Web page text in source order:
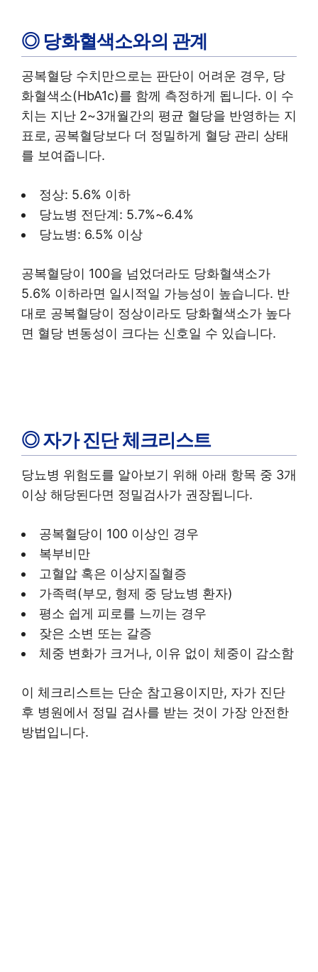
◎ 당화혈색소와의 관계
공복혈당 수치만으로는 판단이 어려운 경우, 당
화혈색소(HbA1c)를 함께 측정하게 됩니다. 이 수
치는 지난 2~3개월간의 평균 혈당을 반영하는 지
표로, 공복혈당보다 더 정밀하게 혈당 관리 상태
를 보여줍니다.
정상: 5.6% 이하
당뇨병 전단계: 5.7%~6.4%
당뇨병: 6.5% 이상
공복혈당이 100을 넘었더라도 당화혈색소가
5.6% 이하라면 일시적일 가능성이 높습니다. 반
대로 공복혈당이 정상이라도 당화혈색소가 높다
면 혈당 변동성이 크다는 신호일 수 있습니다.
◎ 자가 진단 체크리스트
당뇨병 위험도를 알아보기 위해 아래 항목 중 3개
이상 해당된다면 정밀검사가 권장됩니다.
공복혈당이 100 이상인 경우
복부비만
고혈압 혹은 이상지질혈증
가족력(부모, 형제 중 당뇨병 환자)
평소 쉽게 피로를 느끼는 경우
잦은 소변 또는 갈증
체중 변화가 크거나, 이유 없이 체중이 감소함
이 체크리스트는 단순 참고용이지만, 자가 진단
후 병원에서 정밀 검사를 받는 것이 가장 안전한
방법입니다.